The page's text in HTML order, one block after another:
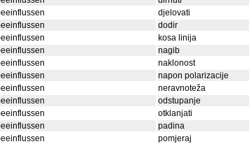
djelovati
dodir
kosa linija
nagib
naklonost
napon polarizacije
neravnoteža
odstupanje
otklanjati
padina
pomjeraj